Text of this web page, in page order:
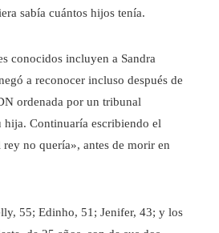
sabía cuántos hijos tenía.
conocidos incluyen a Sandra
a reconocer incluso después de
ordenada por un tribunal
hija. Continuaría escribiendo el
no quería», antes de morir en
55; Edinho, 51; Jenifer, 43; y los